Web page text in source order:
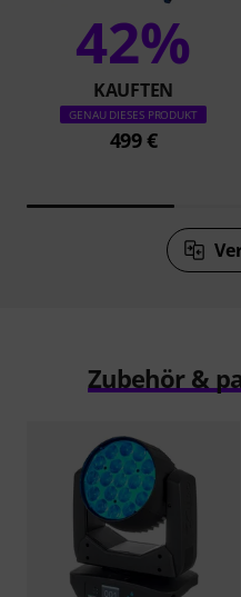
42%
KAUFTEN
GENAU DIESES PRODUKT
499 €
Zubehör &